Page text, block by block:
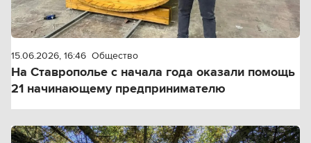
15.06.2026, 16:46 Общество
На Ставрополье с начала года оказали помощь
21 начинающему предпринимателю